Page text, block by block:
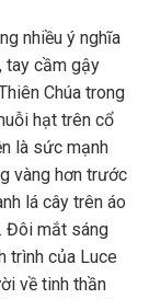
nhiều ý nghĩa
tay cầm gậy
Chúa trong
hạt trên cổ
là sức mạnh
vàng hơn trước
lá cây trên áo
Đôi mắt sáng
trình của Luce
về tinh thần